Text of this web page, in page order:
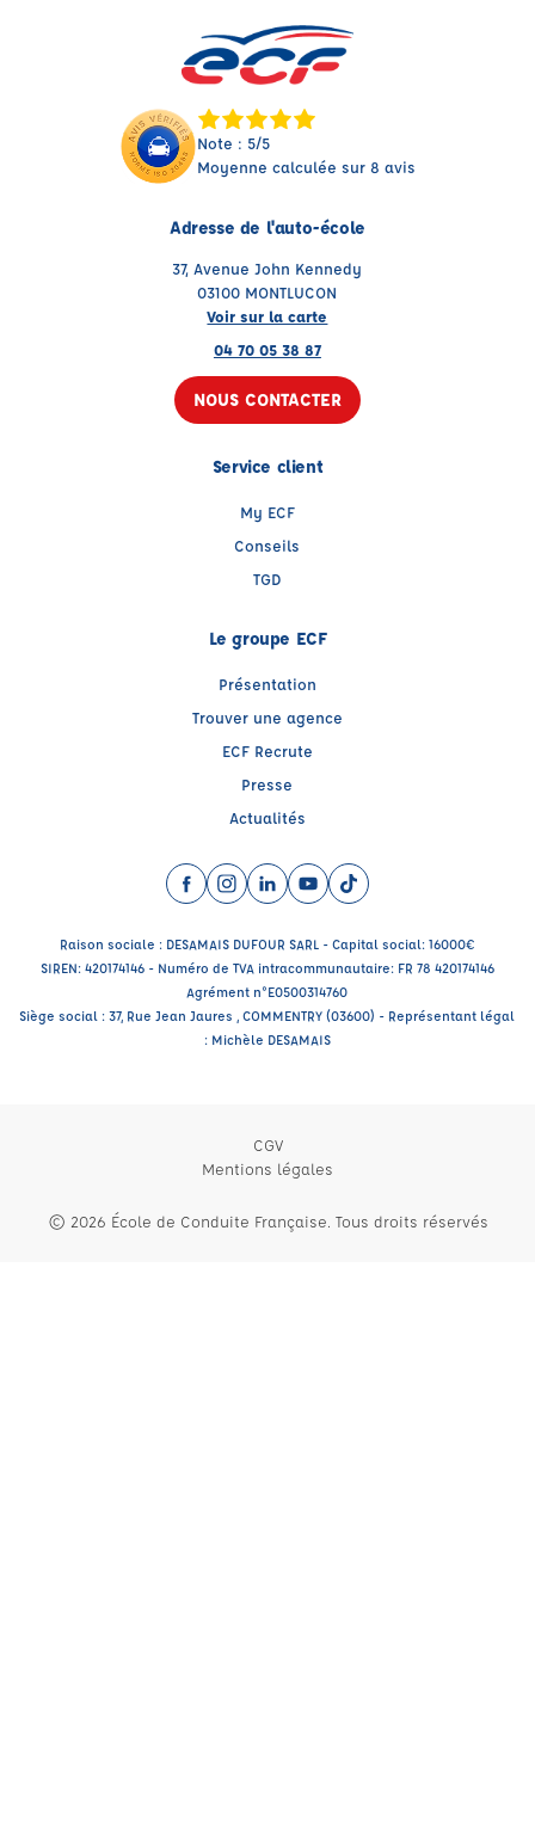
Note : 5/5
Moyenne calculée sur 8 avis
Adresse de l'auto-école
37, Avenue John Kennedy
03100 MONTLUCON
Voir sur la carte
04 70 05 38 87
NOUS CONTACTER
Service client
My ECF
Conseils
TGD
Le groupe ECF
Présentation
Trouver une agence
ECF Recrute
Presse
Actualités
Facebook (nouvelle fenêtre)
Instagram (nouvelle fenêtre)
LinkedIn (nouvelle fenêtre)
YouTube (nouvelle fenêtre)
TikTok (nouvelle
Raison sociale : DESAMAIS DUFOUR SARL - Capital social: 16000€
SIREN: 420174146 - Numéro de TVA intracommunautaire: FR 78 420174146
Agrément n°E0500314760
Siège social : 37, Rue Jean Jaures , COMMENTRY (03600) - Représentant légal
: Michèle DESAMAIS
CGV
Mentions légales
© 2026 École de Conduite Française. Tous droits réservés